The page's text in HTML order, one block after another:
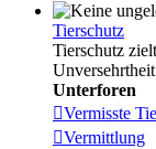
Tierschutz
Tierschutz
Unterforen
Vermisste
Vermittlung